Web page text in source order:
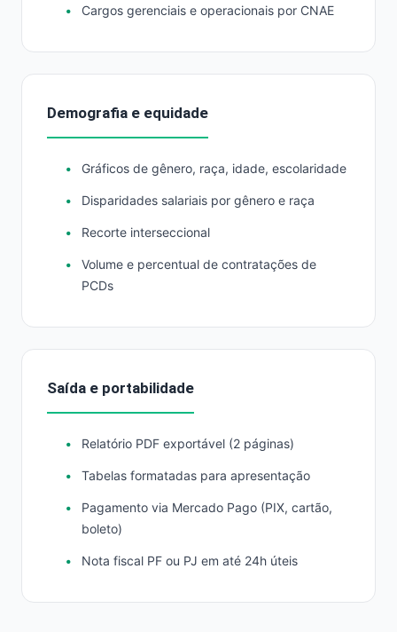
Cargos gerenciais e operacionais por CNAE
Demografia e equidade
Gráficos de gênero, raça, idade, escolaridade
Disparidades salariais por gênero e raça
Recorte interseccional
Volume e percentual de contratações de
PCDs
Saída e portabilidade
Relatório PDF exportável (2 páginas)
Tabelas formatadas para apresentação
Pagamento via Mercado Pago (PIX, cartão,
boleto)
Nota fiscal PF ou PJ em até 24h úteis